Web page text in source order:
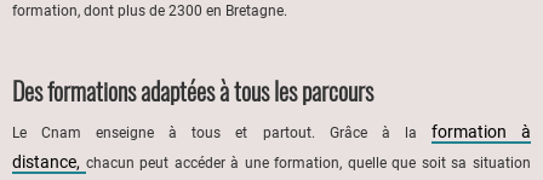
formation, dont plus de 2300 en Bretagne.
Des formations adaptées à tous les parcours
Le Cnam enseigne à tous et partout. Grâce à la formation à
distance, chacun peut accéder à une formation, quelle que soit sa situation